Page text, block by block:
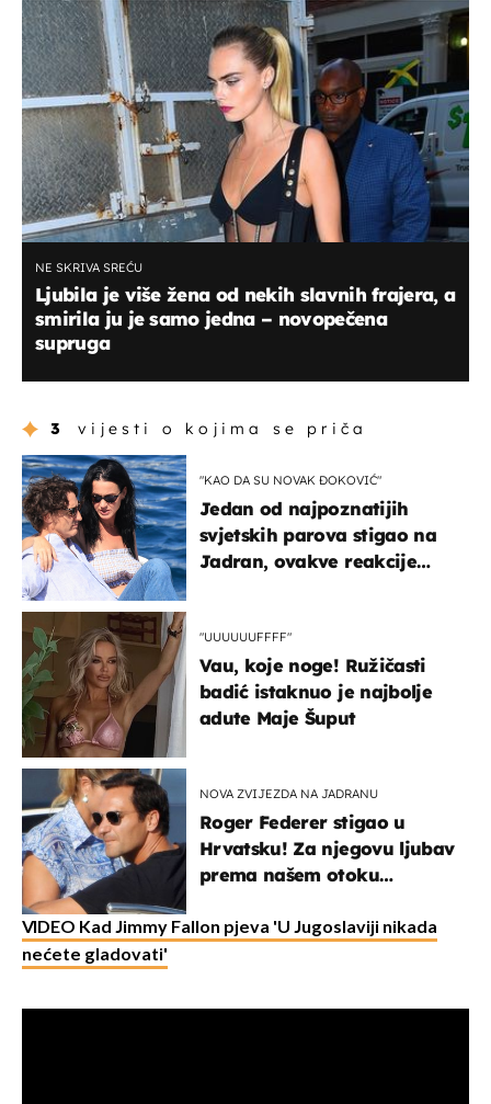
NE SKRIVA SREĆU
Ljubila je više žena od nekih slavnih frajera, a
smirila ju je samo jedna – novopečena
supruga
3 vijesti o kojima se priča
"KAO DA SU NOVAK ĐOKOVIĆ"
Jedan od najpoznatijih
svjetskih parova stigao na
Jadran, ovakve reakcije
"UUUUUUFFFF"
Vau, koje noge! Ružičasti
badić istaknuo je najbolje
adute Maje Šuput
NOVA ZVIJEZDA NA JADRANU
Roger Federer stigao u
Hrvatsku! Za njegovu ljubav
prema našem otoku
Hrvat
VIDEO Kad Jimmy Fallon pjeva 'U Jugoslaviji nikada
nećete gladovati'